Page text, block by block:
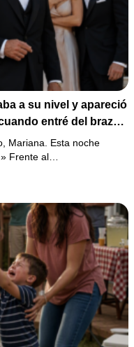
a su nivel y apareció
entré del brazo
demasiado
Mariana. Esta noche
Frente al…